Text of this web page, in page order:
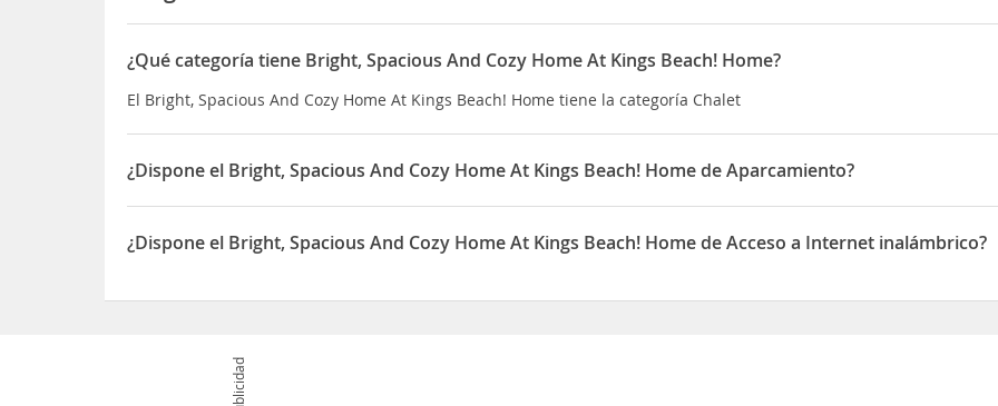
¿Qué categoría tiene Bright, Spacious And Cozy Home At Kings Beach! Home?
El Bright, Spacious And Cozy Home At Kings Beach! Home tiene la categoría Chalet
¿Dispone el Bright, Spacious And Cozy Home At Kings Beach! Home de Aparcamiento?
Sí, el Bright, Spacious And Cozy Home At Kings Beach! Home dispone de Aparcamiento
¿Dispone el Bright, Spacious And Cozy Home At Kings Beach! Home de Acceso a Internet inalámbrico?
Publicidad